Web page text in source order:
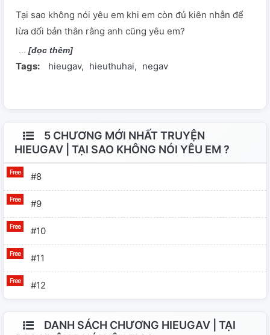
Tại sao không nói yêu em khi em còn đủ kiên nhẫn để
lừa dối bản thân rằng anh cũng yêu em?
[đọc thêm]
Tags: hieugav hieuthuhai negav
5 CHƯƠNG MỚI NHẤT TRUYỆN
HIEUGAV | TẠI SAO KHÔNG NÓI YÊU EM ?
#8
#9
#10
#11
#12
DANH SÁCH CHƯƠNG HIEUGAV | TẠI